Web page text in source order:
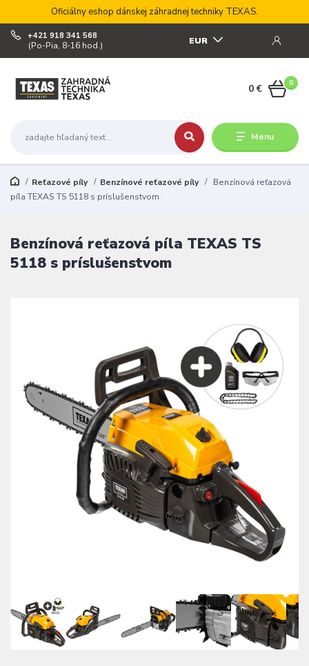
Oficiálny eshop dánskej záhradnej techniky TEXAS.
Menu
EUR
+421 918 341 568
(Po-Pia, 8-16 hod.)
0
0 €
Reťazové píly Benzínové reťazové píly
Benzínová reťazová
píla TEXAS TS 5118 s príslušenstvom
Benzínová reťazová píla TEXAS TS
5118 s príslušenstvom